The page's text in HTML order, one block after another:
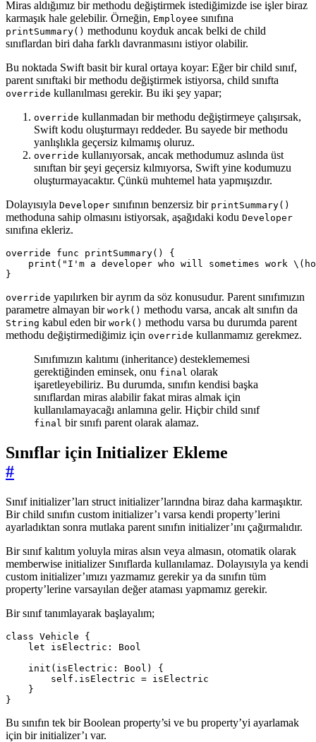
Miras aldığımız bir methodu değiştirmek istediğimizde ise işler biraz
karmaşık hale gelebilir. Örneğin, Employee sınıfına
printSummary() methodunu koyduk ancak belki de child
sınıflardan biri daha farklı davranmasını istiyor olabilir.
Bu noktada Swift basit bir kural ortaya koyar: Eğer bir child sınıf,
parent sınıftaki bir methodu değiştirmek istiyorsa, child sınıfta
override kullanılması gerekir. Bu iki şey yapar;
override kullanmadan bir methodu değiştirmeye çalışırsak,
Swift kodu oluşturmayı reddeder. Bu sayede bir methodu
yanlışlıkla geçersiz kılmamış oluruz.
override kullanıyorsak, ancak methodumuz aslında üst
sınıftan bir şeyi geçersiz kılmıyorsa, Swift yine kodumuzu
oluşturmayacaktır. Çünkü muhtemel hata yapmışızdır.
Dolayısıyla Developer sınıfının benzersiz bir printSummary()
methoduna sahip olmasını istiyorsak, aşağıdaki kodu Developer
sınıfına ekleriz.
override func printSummary()
{
print ( "I'm a developer who will sometimes work \(
}
override yapılırken bir ayrım da söz konusudur. Parent sınıfımızın
parametre almayan bir work() methodu varsa, ancak alt sınıfın da
String kabul eden bir work() methodu varsa bu durumda parent
methodu değiştirmediğimiz için override kullanmamız gerekmez.
Sınıfımızın kalıtımı (inheritance) desteklememesi
gerektiğinden eminsek, onu final olarak
işaretleyebiliriz. Bu durumda, sınıfın kendisi başka
sınıflardan miras alabilir fakat miras almak için
kullanılamayacağı anlamına gelir. Hiçbir child sınıf
final bir sınıfı parent olarak alamaz.
Sınıflar için Initializer Ekleme
#
Sınıf initializer’ları struct initializer’larındna biraz daha karmaşıktır.
Bir child sınıfın custom initializer’ı varsa kendi property’lerini
ayarladıktan sonra mutlaka parent sınıfın initializer’ını çağırmalıdır.
Bir sınıf kalıtım yoluyla miras alsın veya almasın, otomatik olarak
memberwise initializer Sınıflarda kullanılamaz. Dolayısıyla ya kendi
custom initializer’ımızı yazmamız gerekir ya da sınıfın tüm
property’lerine varsayılan değer ataması yapmamız gerekir.
Bir sınıf tanımlayarak başlayalım;
class Vehicle
{
let
isElectric :
Bool
init ( isElectric : Bool )
{
self . isElectric = isElectric
}
}
Bu sınıfın tek bir Boolean property’si ve bu property’yi ayarlamak
için bir initializer’ı var.